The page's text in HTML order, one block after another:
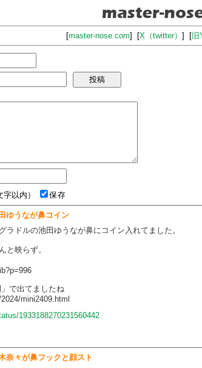
[master-nose.com] [X（twitter） ] [
字以内） 保存
ゆうなが鼻コイン
ラドルの池田ゆうなが鼻にコイン入れてました。
と映らず。
で出てましたね
mini2409.html
1933188270231560442
奈々が鼻フックと顔スト